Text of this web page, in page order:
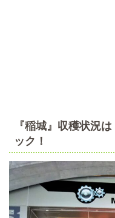
『稲城』収穫状況
ック！